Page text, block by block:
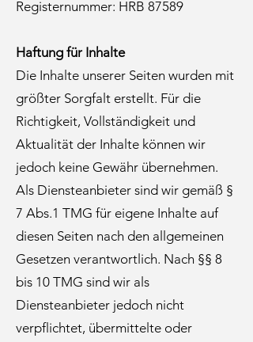
Registernummer: HRB 87589
Haftung für Inhalte
Die Inhalte unserer Seiten wurden mit
größter Sorgfalt erstellt. Für die
Richtigkeit, Vollständigkeit und
Aktualität der Inhalte können wir
jedoch keine Gewähr übernehmen.
Als Diensteanbieter sind wir gemäß §
7 Abs.1 TMG für eigene Inhalte auf
diesen Seiten nach den allgemeinen
Gesetzen verantwortlich. Nach §§ 8
bis 10 TMG sind wir als
Diensteanbieter jedoch nicht
verpflichtet, übermittelte oder